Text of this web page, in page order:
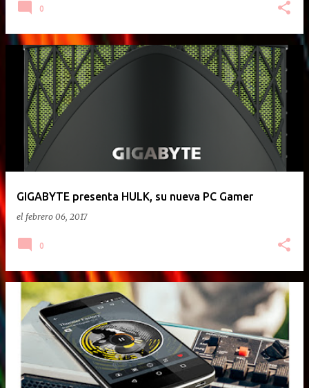
0
GIGABYTE presenta HULK, su nueva PC Gamer
el febrero 06, 2017
0